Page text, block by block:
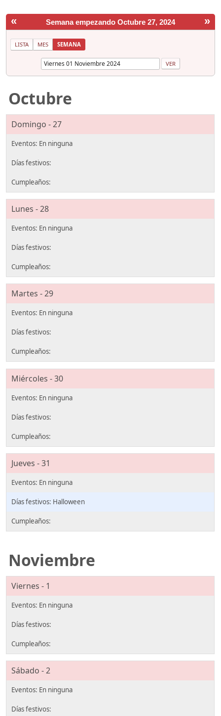
« »
Semana empezando Octubre 27, 2024
LISTA MES SEMANA
Octubre
Domingo - 27
Lunes - 28
Martes - 29
Miércoles - 30
Jueves - 31
Halloween
Noviembre
Viernes - 1
Sábado - 2